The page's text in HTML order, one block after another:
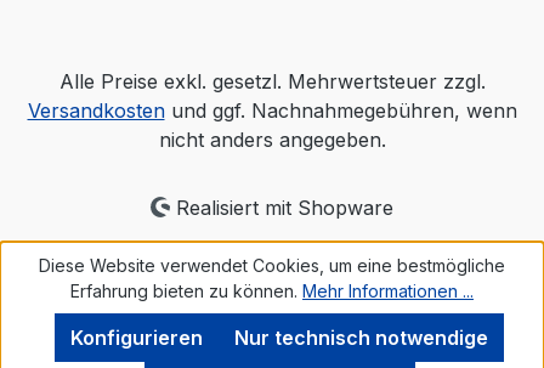
Alle Preise exkl. gesetzl. Mehrwertsteuer zzgl.
Versandkostenund ggf. Nachnahmegebühren, wenn
nicht anders angegeben.
Realisiert mit Shopware
Diese Website verwendet Cookies, um eine bestmögliche
Erfahrung bieten zu können. Mehr Informationen ...
Nur technisch notwendige
Konfigurieren